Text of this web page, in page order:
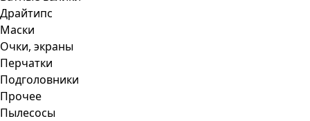
Драйтипс
Маски
Очки, экраны
Перчатки
Подголовники
Прочее
Пылесосы